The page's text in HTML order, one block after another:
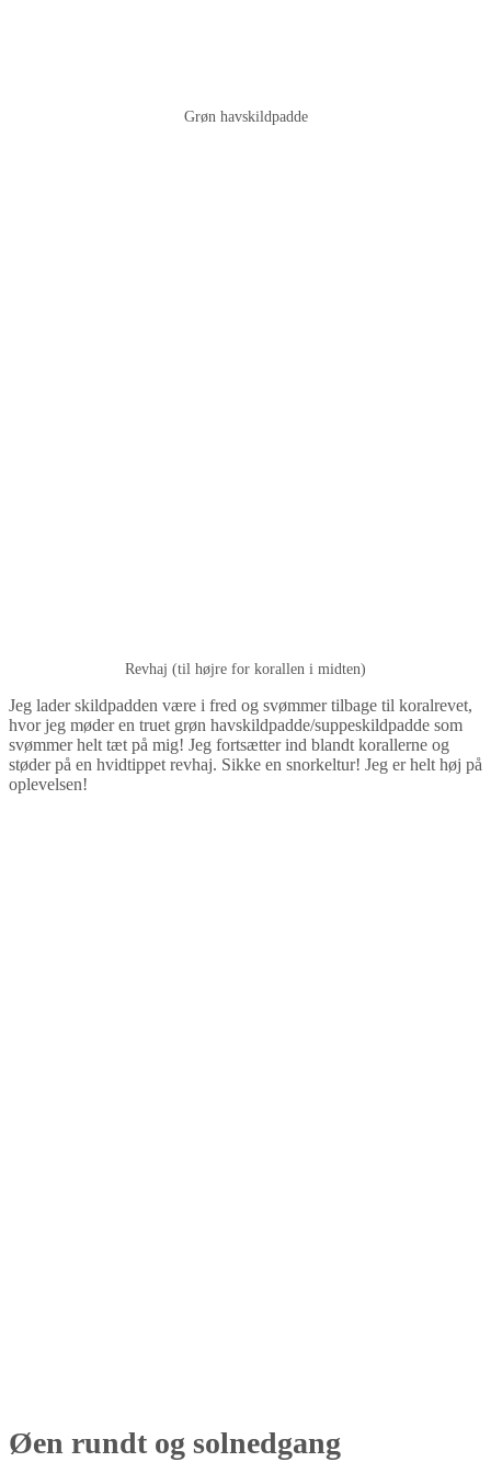
Grøn havskildpadde
Revhaj (til højre for korallen i midten)
Jeg lader skildpadden være i fred og svømmer tilbage til koralrevet,
hvor jeg møder en truet grøn havskildpadde/suppeskildpadde som
svømmer helt tæt på mig! Jeg fortsætter ind blandt korallerne og
støder på en hvidtippet revhaj. Sikke en snorkeltur! Jeg er helt høj på
oplevelsen!
Øen rundt og solnedgang